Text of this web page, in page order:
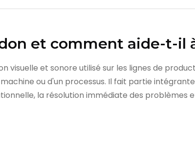
et comment aide-t-il
visuelle et sonore utilisé sur les lignes de
ou d'un processus. Il fait partie
la résolution immédiate des problèmes